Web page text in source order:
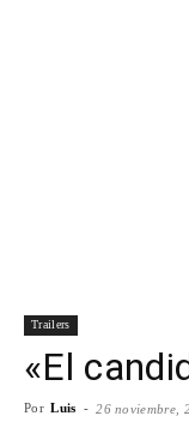
Trailers
«El
Por Luis - 26 noviembre,